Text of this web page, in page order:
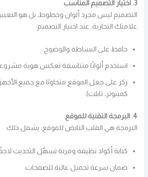
3. اختيار التصميم المناسب
التصميم ليس مجرد ألوان وخطوط، بل هو
علامتك التجارية. عند اختيار التصميم:
حافظ على البساطة والوضوح.
استخدم ألوانًا متناسقة تعكس هوية
ركز على جعل الموقع متجاوبًا مع جميع
كمبيوتر، تابلت).
4. البرمجة التقنية للموقع
البرمجة هي القلب النابض للموقع. يشمل ذلك:
كتابة أكواد نظيفة ومرنة تسهّل التحديث
ضمان سرعة تحميل عالية للصفحات.